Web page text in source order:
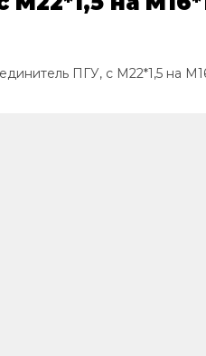
ПГУ, с М22*1,5 на